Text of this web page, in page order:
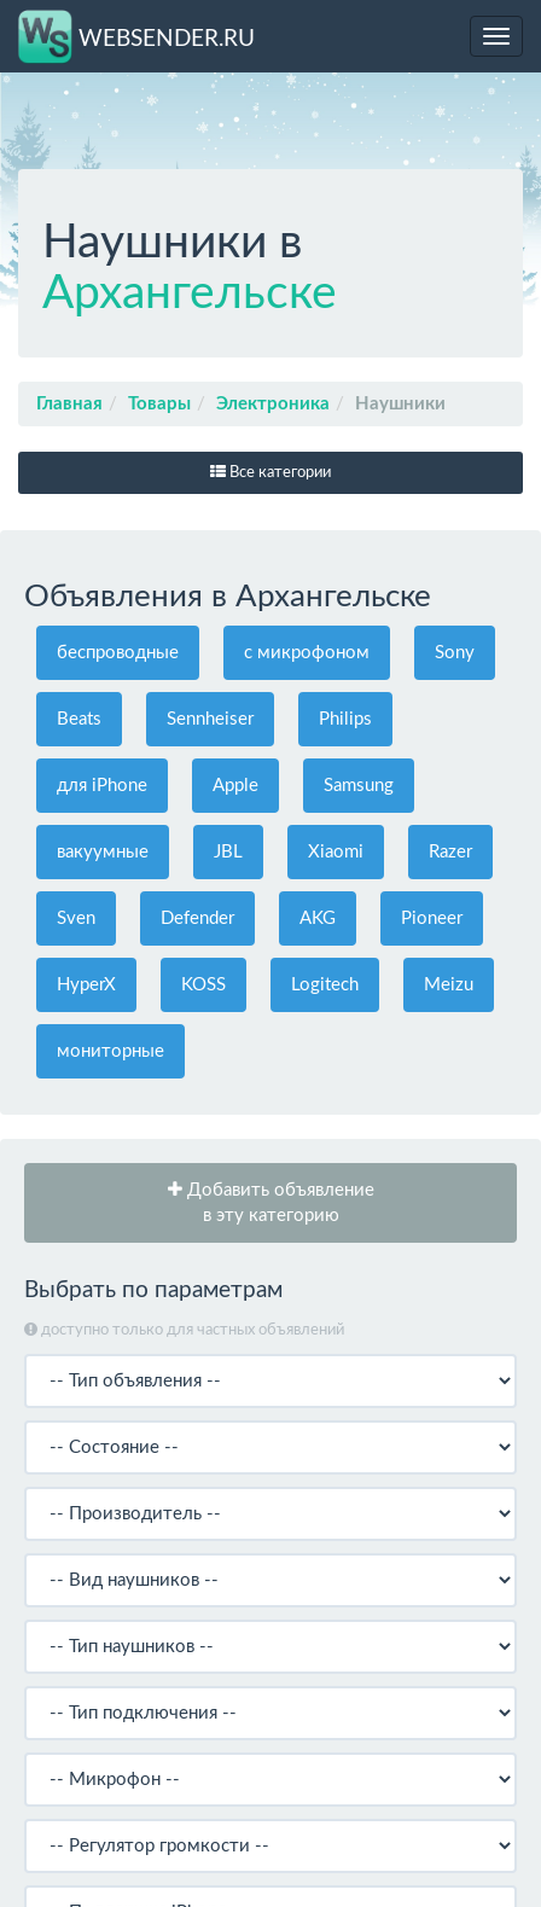
WEBSENDER.RU
Наушники в
Архангельске
Главная Товары Электроника Наушники
Все категории
Объявления в Архангельске
беспроводные с микрофоном Sony
Beats Sennheiser Philips
для iPhone Apple Samsung
вакуумные JBL Xiaomi Razer
Sven Defender AKG Pioneer
HyperX KOSS Logitech Meizu
мониторные
Добавить объявление
в эту категорию
Выбрать по параметрам
доступно только для частных объявлений